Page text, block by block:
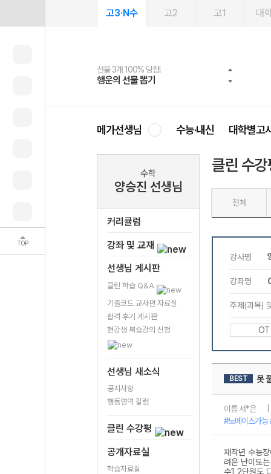
TOP
고3·N수 고2 고1 대
선물 3개 100% 당첨!
행운의 선물 뽑기
선물 100% 증정!
메가스터디 X 올리브
여름방학 스터디 캐시백
메가런 썸머스쿨
2027 러셀 단과
강사 공개선발
스마트러닝앱
설문 EVENT
메가패스
3일 무료 체험권
메가패스 수강생 무료혜택!
메가클럽 멤버십
사회공헌 캠페인
희망이룸 메가나눔
메가선생님 수능·내신 대학별고
수학
양승진 선생님
커리큘럼
강좌 및 교재
선생님 게시판
클린 학습 Q&A
기출코드 교사편 자료실
합격 후기 게시판
현강생 복습강의 신청
선생님 새소식
공지사항
행동영역 칼럼
클린 수강평
공개자료실
학습자료실
클린 수강
전체